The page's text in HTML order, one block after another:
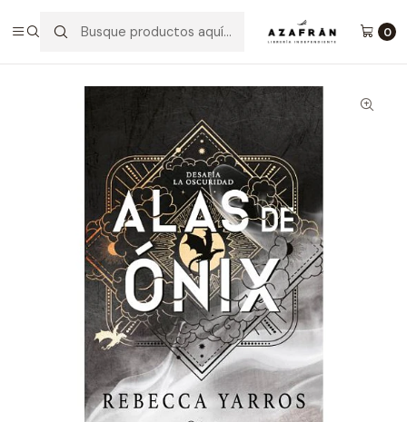
0
Fantasía
Alas De ÓNix (Empíreo 3)